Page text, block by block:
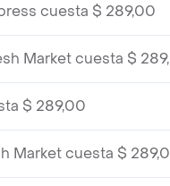
cuesta $ 289,00
Market cuesta $
$ 289,00
Market cuesta $